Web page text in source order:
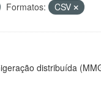
Formatos: CSV
distribuída